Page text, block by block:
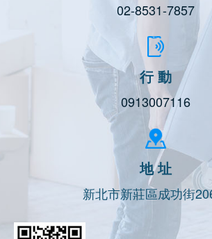
02-8531-7857
行 動
0913007116
地 址
新北市新莊區成功街